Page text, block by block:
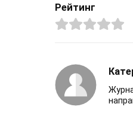
Рейтинг